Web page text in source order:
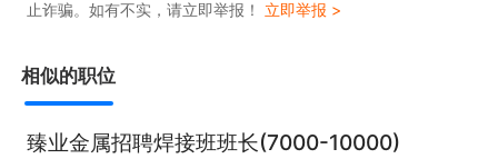
止诈骗。如有不实，请立即举报！ 立即举报 >
相似的职位
臻业金属招聘焊接班班长(7000-10000)